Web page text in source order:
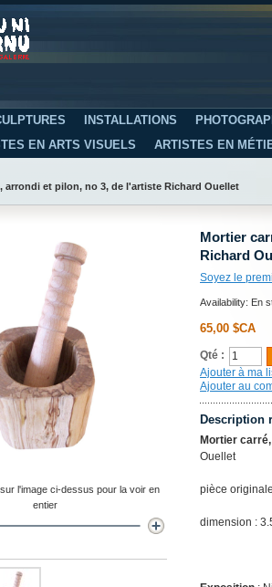
INSTALLATIONS
EN ARTS VISUELS ARTISTES EN
arrondi et pilon, no 3, de l'artiste Richard Ouellet
Mortier
Richard
Soyez le
Availability: En
65,00 $CA
Qté :
Ajouter à ma
Ajouter au
Description
Mortier
Ouellet
pièce
dimension :
l'image ci-dessus pour la voir en
entier